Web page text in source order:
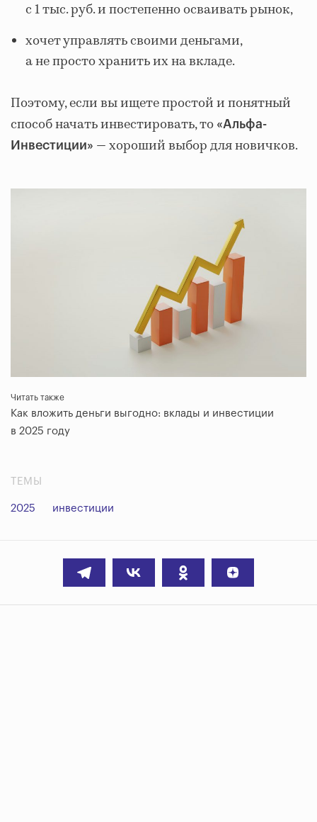
с 1 тыс. руб. и постепенно осваивать рынок,
хочет управлять своими деньгами,
а не просто хранить их на вкладе.
Поэтому, если вы ищете простой и понятный
способ начать инвестировать, то «Альфа-
Инвестиции» — хороший выбор для новичков.
Читать также
Как вложить деньги выгодно: вклады и инвестиции
в 2025 году
ТЕМЫ
2025 инвестиции